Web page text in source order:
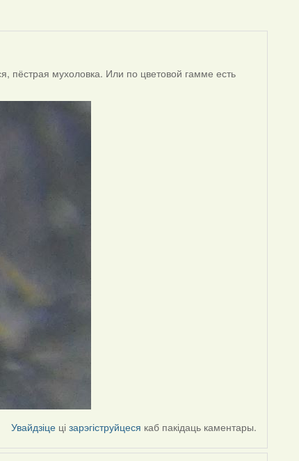
пёстрая мухоловка. Или по цветовой гамме есть
Увайдзіце цізарэгіструйцеся каб пакідаць каментары.